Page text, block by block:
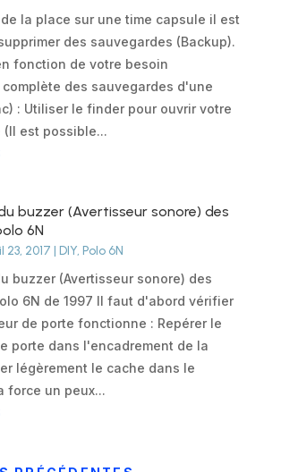
la place sur une time capsule il est
des sauvegardes (Backup).
fonction de votre besoin
des sauvegardes d'une
: Utiliser le finder pour ouvrir votre
est possible...
buzzer (Avertisseur sonore) des
6N
23, 2017 | DIY, Polo 6N
buzzer (Avertisseur sonore) des
6N de 1997 Il faut d'abord vérifier
de porte fonctionne : Repérer le
porte dans l'encadrement de la
légèrement le cache dans le
force un peux...